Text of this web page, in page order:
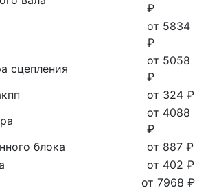
₽
от 5834
₽
сцепления
от 5058
₽
от 324 ₽
от 4088
₽
блока
от 887 ₽
от 402 ₽
от 7968 ₽